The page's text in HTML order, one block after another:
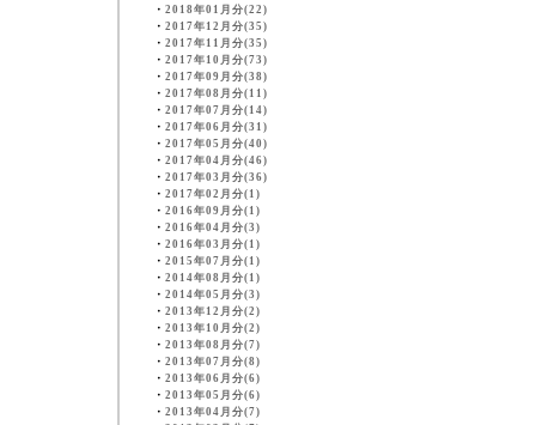
・ 2018年01月分(22)
・ 2017年12月分(35)
・ 2017年11月分(35)
・ 2017年10月分(73)
・ 2017年09月分(38)
・ 2017年08月分(11)
・ 2017年07月分(14)
・ 2017年06月分(31)
・ 2017年05月分(40)
・ 2017年04月分(46)
・ 2017年03月分(36)
・ 2017年02月分(1)
・ 2016年09月分(1)
・ 2016年04月分(3)
・ 2016年03月分(1)
・ 2015年07月分(1)
・ 2014年08月分(1)
・ 2014年05月分(3)
・ 2013年12月分(2)
・ 2013年10月分(2)
・ 2013年08月分(7)
・ 2013年07月分(8)
・ 2013年06月分(6)
・ 2013年05月分(6)
・ 2013年04月分(7)